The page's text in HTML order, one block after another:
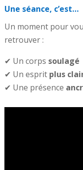
Une séance, c’est…
Un moment pour
retrouver :
✔ Un corps soulagé
✔ Un esprit plus
✔ Une présence